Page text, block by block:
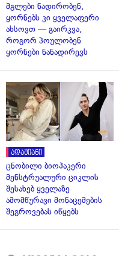
მგლები ნადირობენ,
ყორნებს კი ყველაფერი
ახსოვთ — გაირკვა,
როგორ პოულობენ
ყორნები ნანადირევს
ადამიანი
ცნობილი ბიოჰაკერი
მენსტრუალური ციკლის
შესახებ ყველაზე
ამომწურავი მონაცემების
შეგროვებას იწყებს